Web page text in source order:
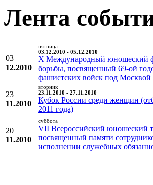
Лента
03
12.2010
пятница
03.12.2010 - 05.12.2010
X Международный юношеский
борьбы, посвященный 69-ой
фашистских войск под Москвой
23
11.2010
вторник
23.11.2010 - 27.11.2010
Кубок России среди женщин
2011 года)
20
11.2010
суббота
VII Всероссийский юношеский
посвященный памяти
исполнении служебных